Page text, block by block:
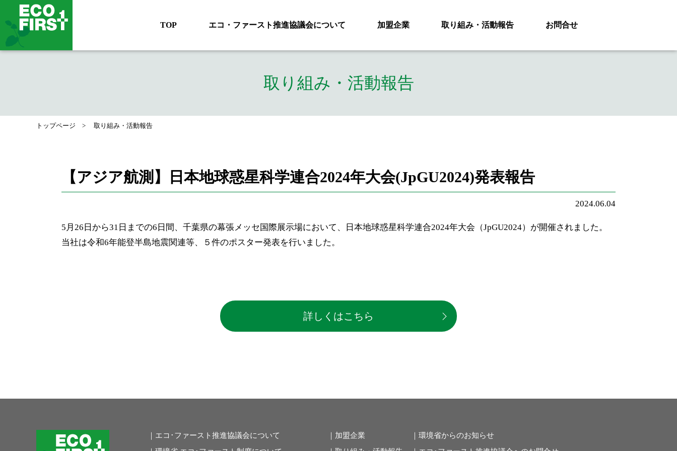
TOP エコ・ファースト推進協議会について 加盟企業 取り組み・活動報告 お問合せ
取り組み・活動報告
トップページ 取り組み・活動報告
【アジア航測】日本地球惑星科学連合2024年大会(JpGU2024)発表報告
2024.06.04
5月26日から31日までの6日間、千葉県の幕張メッセ国際展示場において、日本地球惑星科学連合2024年大会（JpGU2024）が開催されました。
当社は令和6年能登半島地震関連等、５件のポスター発表を行いました。
詳しくはこちら
｜エコ･ファースト推進協議会について
｜加盟企業
｜環境省からのお知らせ